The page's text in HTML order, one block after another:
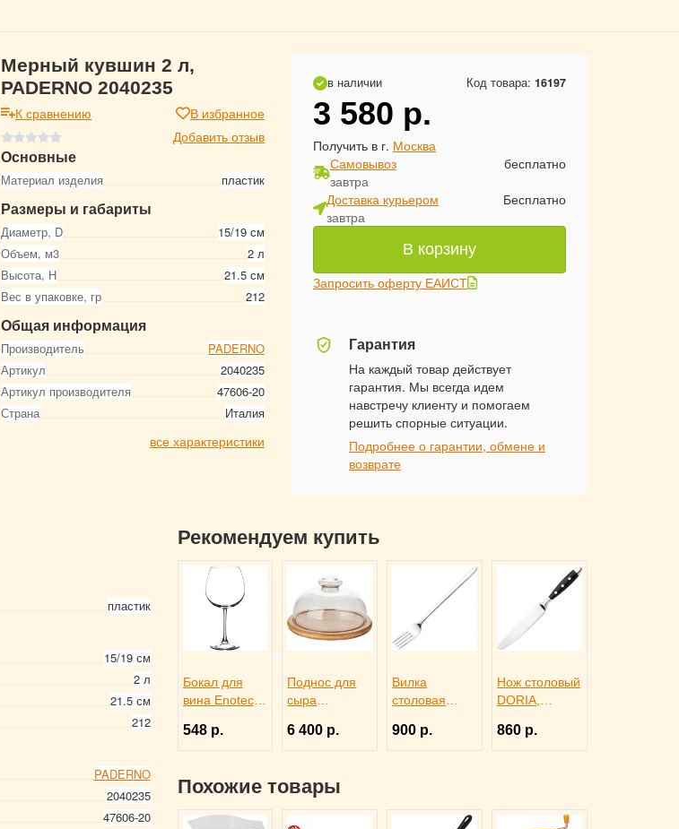
Мерный кувшин 2 л,
PADERNO 2040235
К сравнению
В избранное
Добавить отзыв
Основные
Материал изделия пластик
Размеры и габариты
Диаметр, D
15/19 см
Объем, м3
2 л
Высота, Н
21.5 см
Вес в упаковке, гр
212
Общая информация
Производитель
PADERNO
Артикул
2040235
Артикул производителя
47606-20
Страна
Италия
все характеристики
в наличии Код товара: 16197
3 580 р.
Получить в г. Москва
Самовывоз
завтра
бесплатно
Доставка курьером
завтра
Бесплатно
В корзину
Запросить оферту ЕАИСТ
Гарантия
На каждый товар действует
гарантия. Мы всегда идем
навстречу клиенту и помогаем
решить спорные ситуации.
Подробнее о гарантии, обмене и
возврате
пластик
15/19 см
2 л
21.5 см
212
PADERNO
2040235
47606-20
Рекомендуем купить
Бокал для
вина Enoteca
Pasabahce
Бор 1050958
548 р.
Поднос для
сыра
со стеклянной
крышкой,
3171615
6 400 р.
Вилка
столовая
Eternum
3110392
900 р.
Нож столовый
DORIA,
3110277
860 р.
Похожие товары